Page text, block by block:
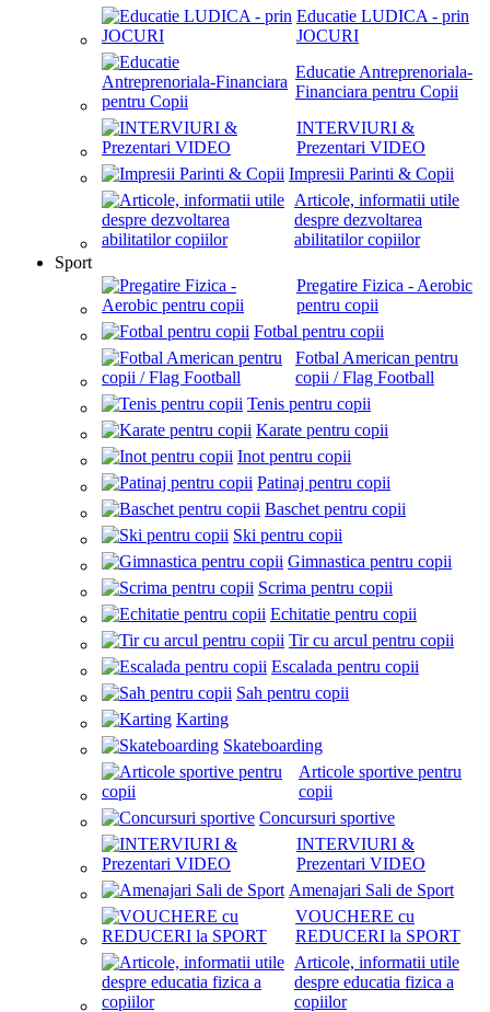
Educatie LUDICA - prin
JOCURI
Educatie Antreprenoriala-
Financiara pentru Copii
INTERVIURI &
Prezentari VIDEO
Impresii Parinti & Copii
Articole, informatii utile
despre dezvoltarea
abilitatilor copiilor
Sport
Pregatire Fizica - Aerobic
pentru copii
Fotbal pentru copii
Fotbal American pentru
copii / Flag Football
Tenis pentru copii
Karate pentru copii
Inot pentru copii
Patinaj pentru copii
Baschet pentru copii
Ski pentru copii
Gimnastica pentru copii
Scrima pentru copii
Echitatie pentru copii
Tir cu arcul pentru copii
Escalada pentru copii
Sah pentru copii
Karting
Skateboarding
Articole sportive pentru
copii
Concursuri sportive
INTERVIURI &
Prezentari VIDEO
Amenajari Sali de Sport
VOUCHERE cu
REDUCERI la SPORT
Articole, informatii utile
despre educatia fizica a
copiilor